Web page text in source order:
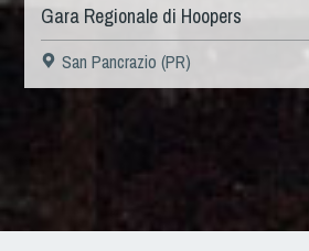
Gara Regionale di Hoopers
San Pancrazio (PR)